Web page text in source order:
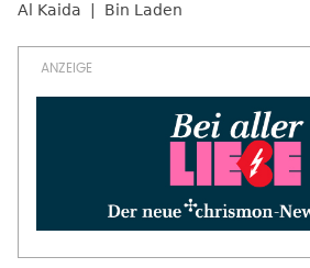
Al Kaida Bin Laden